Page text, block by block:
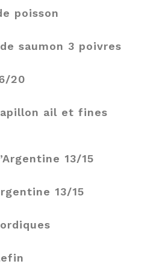
poisson
saumon 3 poivres
20
ail et fines
13/15
13/15